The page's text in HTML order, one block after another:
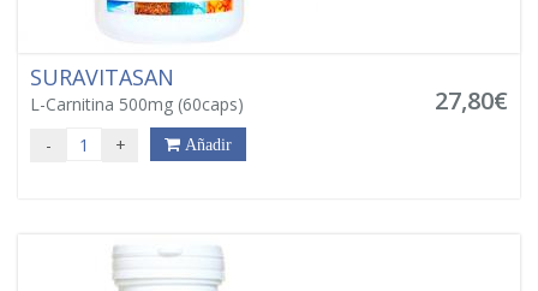
SURAVITASAN
L-Carnitina 500mg (60caps) 27,80€
- + Añadir